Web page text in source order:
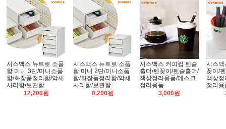
시스맥스 뉴트로 소품
함 미니 3단/미니소품
함/화장품정리함/악세
사리함/보관함
12,200원
시스맥스 뉴트로 소품
함 미니 2단/미니소품
함/화장품정리함/악세
사리함/보관함
8,200원
시스맥스 커피컵 펜슬
홀더/펜꽂이/펜슬홀더/
책상정리용품/데스크
정리용품
3,000원
시스맥
꽂이/
책상정
정리용